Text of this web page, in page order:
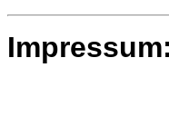
Impressum: